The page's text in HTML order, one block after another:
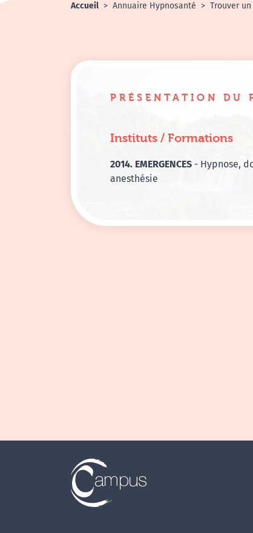
Accueil Annuaire Hypnosanté Trouver
PRÉSENTATION DU
Instituts / Formations
2014. EMERGENCES - Hypnose,
anesthésie